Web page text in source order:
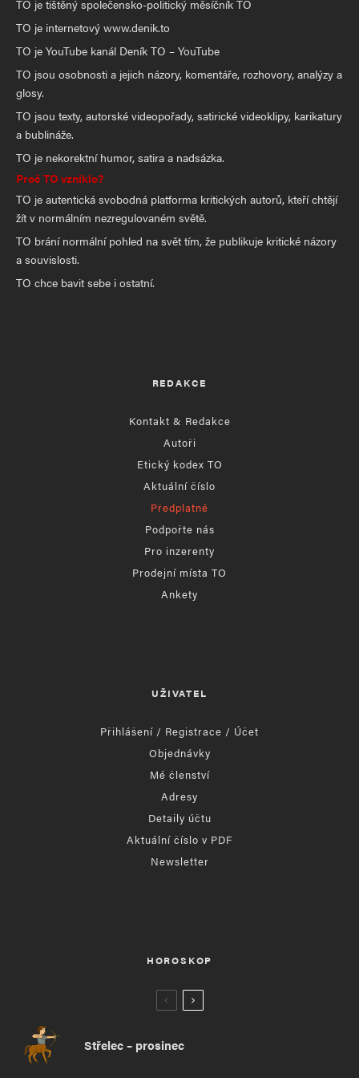
TO je tištěný společensko-politický měsíčník TO
TO je internetový www.denik.to
TO je YouTube kanál Deník TO – YouTube
TO jsou osobnosti a jejich názory, komentáře, rozhovory, analýzy a
glosy.
TO jsou texty, autorské videopořady, satirické videoklipy, karikatury
a bublináže.
TO je nekorektní humor, satira a nadsázka.
Proč TO vzniklo?
TO je autentická svobodná platforma kritických autorů, kteří chtějí
žít v normálním nezregulovaném světě.
TO brání normální pohled na svět tím, že publikuje kritické názory
a souvislosti.
TO chce bavit sebe i ostatní.
REDAKCE
Kontakt & Redakce
Autoři
Etický kodex TO
Aktuální číslo
Předplatné
Podpořte nás
Pro inzerenty
Prodejní místa TO
Ankety
UŽIVATEL
Přihlášení / Registrace / Účet
Objednávky
Mé členství
Adresy
Detaily účtu
Aktuální číslo v PDF
Newsletter
HOROSKOP
Střelec – prosinec